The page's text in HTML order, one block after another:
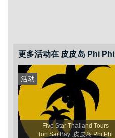
更多活动在 皮皮岛 Phi Phi
活动
Five Star Thailand Tours
Ton Sai Bay ,皮皮岛 Phi Phi